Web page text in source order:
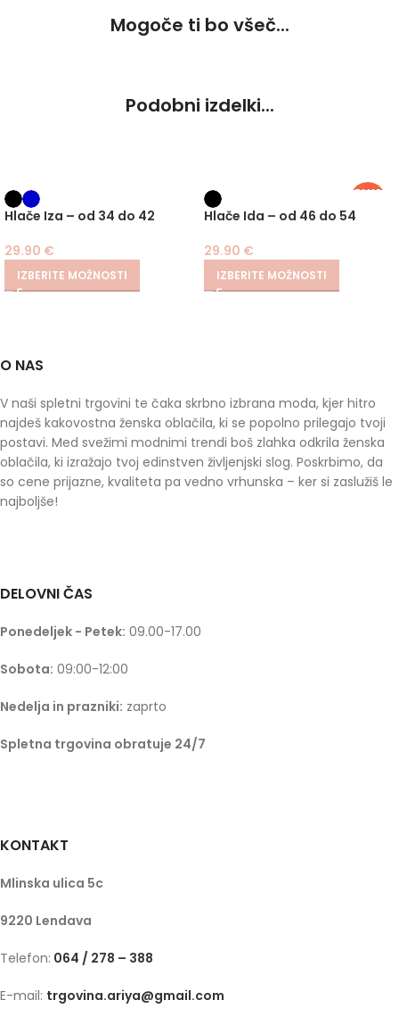
Mogoče ti bo všeč...
Podobni izdelki...
Hlače Iza – od 34 do 42
29.90 €
IZBERITE MOŽNOSTI
PLUS
Hlače Ida – od 46 do 54
29.90 €
IZBERITE MOŽNOSTI
O NAS
V naši spletni trgovini te čaka skrbno izbrana moda, kjer hitro
najdeš kakovostna ženska oblačila, ki se popolno prilegajo tvoji
postavi. Med svežimi modnimi trendi boš zlahka odkrila ženska
oblačila, ki izražajo tvoj edinstven življenjski slog. Poskrbimo, da
so cene prijazne, kvaliteta pa vedno vrhunska – ker si zaslužiš le
najboljše!
DELOVNI ČAS
Ponedeljek - Petek: 09.00-17.00
Sobota: 09:00-12:00
Nedelja in prazniki: zaprto
Spletna trgovina obratuje 24/7
KONTAKT
Mlinska ulica 5c
9220 Lendava
Telefon: 064 / 278 – 388
E-mail: trgovina.ariya@gmail.com